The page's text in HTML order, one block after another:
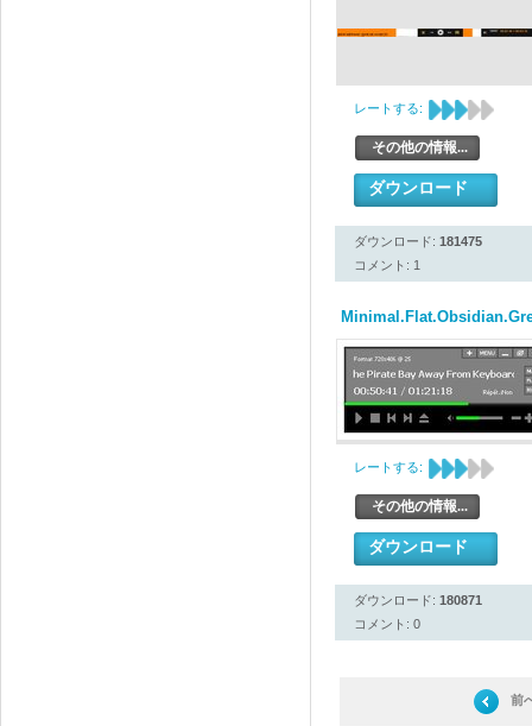
レートする:
その他の情報...
ダウンロード
ダウンロード: 181475
コメント: 1
レートする:
その他の情報...
ダウンロード
ダウンロード: 180871
コメント: 0
前